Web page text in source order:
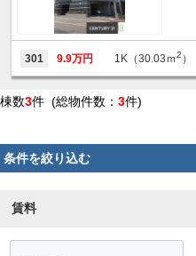
301 9.9万円 1K（30.03ｍ2 ）
棟数3件 (総物件数： 3件)
条件を絞り込む
賃料